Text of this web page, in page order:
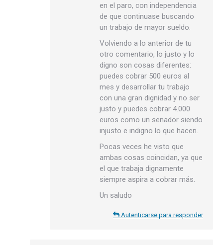
en el paro, con independencia
de que continuase buscando
un trabajo de mayor sueldo.
Volviendo a lo anterior de tu
otro comentario, lo justo y lo
digno son cosas diferentes:
puedes cobrar 500 euros al
mes y desarrollar tu trabajo
con una gran dignidad y no ser
justo y puedes cobrar 4.000
euros como un senador siendo
injusto e indigno lo que hacen.
Pocas veces he visto que
ambas cosas coincidan, ya que
el que trabaja dignamente
siempre aspira a cobrar más.
Un saludo
Autenticarse para responder